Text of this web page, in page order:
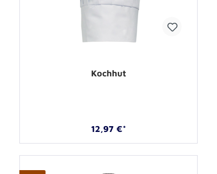
Kochhut
12,97 €*